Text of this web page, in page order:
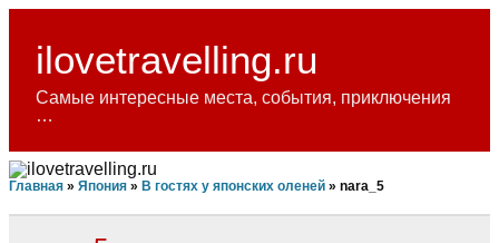
Skip
contentilovetravelling.ru
Самые интересные места, события, приключения
…
Главная » Япония » В гостях у японских оленей » nara_5